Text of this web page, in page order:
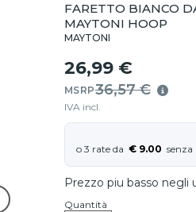
FARETTO BIANCO
MAYTONI HOOP
MAYTONI
26,99 €
MSRP36,57 €
IVA incl.
€ 9.00
Prezzo piu basso negli
Quantità